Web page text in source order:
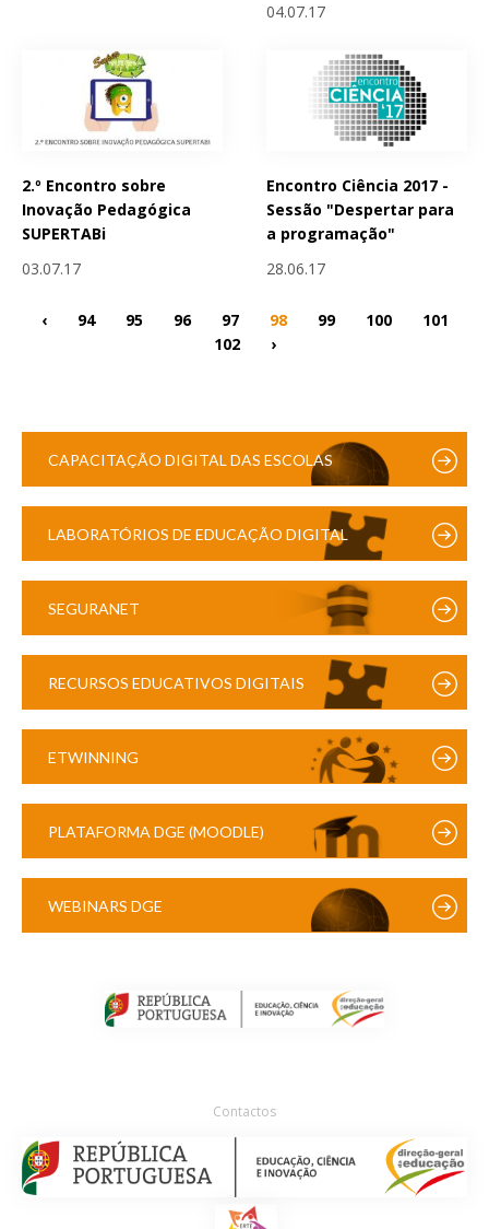
04.07.17
2.º Encontro sobre
Inovação Pedagógica
SUPERTABi
03.07.17
Encontro Ciência 2017 -
Sessão "Despertar para
a programação"
28.06.17
‹ 94 95 96 97 98 99 100
101
102
›
CAPACITAÇÃO DIGITAL DAS ESCOLAS
LABORATÓRIOS DE EDUCAÇÃO DIGITAL
SEGURANET
RECURSOS EDUCATIVOS DIGITAIS
ETWINNING
PLATAFORMA DGE (MOODLE)
WEBINARS DGE
Contactos